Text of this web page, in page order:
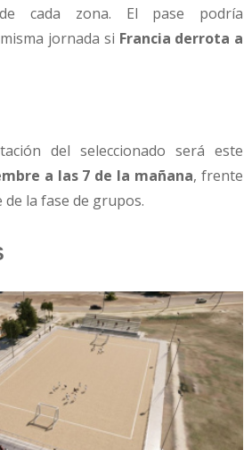
cada zona. El pase podría
jornada si Francia derrota a
del seleccionado será este
a las 7 de la mañana, frente
de la fase de grupos.